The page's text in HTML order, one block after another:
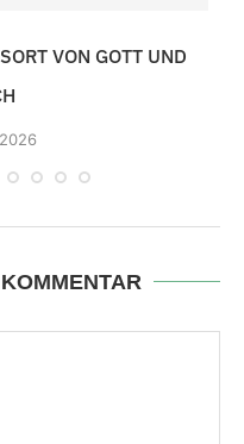
VON GOTT UND